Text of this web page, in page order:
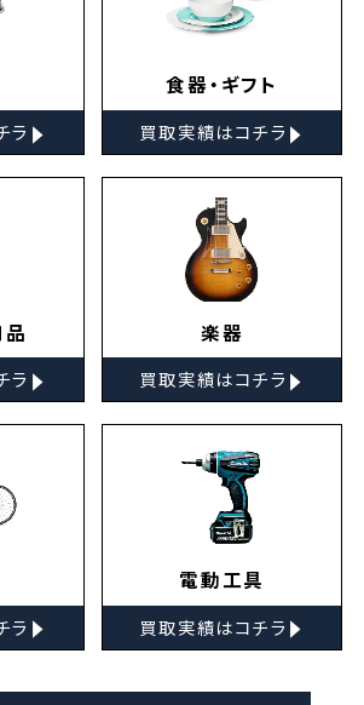
ラ ▸
食器・ギフト
買取実績はコチラ ▸
ラ ▸
楽器
買取実績はコチラ ▸
ラ ▸
電動工具
買取実績はコチラ ▸